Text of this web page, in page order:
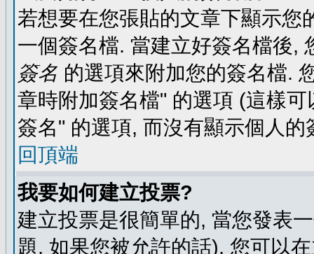
若想要在您張貼的文章下顯示您
一個簽名檔. 當建立好簽名檔後,
簽名 的選項來附加您的簽名檔.
章時附加簽名檔" 的選項 (這樣
簽名" 的選項, 而沒有顯示個人的
回頂端
我要如何建立投票?
建立投票是很簡單的, 當您發表
題, 如果您被允許的話), 您可以